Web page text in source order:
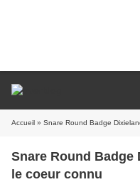
Accueil » Snare Round Badge
Snare Round Badge
le coeur connu